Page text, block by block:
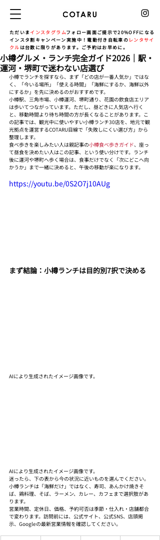
ただいま インスタグラムフォロー画面ご提示で20%OFFになる
インスタ割キャンペーン実施中！電動付き自転車の レンタサイ
クル は台数に限りがあります。ご予約はお早めに。
小樽グルメ・ランチ完全ガイド2026｜駅・
運河・堺町で迷わない店選び
小樽でランチを探すなら、まず「どの店が一番人気か」ではな
く、「今いる場所」「使える時間」「海鮮にするか、海鮮以外
にするか」を先に決めるのがおすすめです。
小樽駅、三角市場、小樽運河、堺町通り、花園の飲食店エリア
は歩いてつながっています。ただし、昼どきに人気店へ行く
と、移動時間より待ち時間の方が長くなることがあります。こ
の記事では、観光中に使いやすい小樽ランチ30店を、地元で観
光拠点を運営するCOTARU目線で「失敗しにくい選び方」から
整理します。
食べ歩きを楽しみたい人は親記事の小樽食べ歩きガイド、座っ
て昼食を決めたい人はこの記事、という使い分けです。ランチ
後に運河や堺町へ歩く場合は、食事だけでなく「次にどこへ向
かうか」まで一緒に決めると、午後の移動が楽になります。
https://youtu.be/0S2O7j10AUg
まず結論：小樽ランチは目的別7択で決める
AIにより生成されたイメージ画像です。
AIにより生成されたイメージ画像です。
迷ったら、下の表から今の状況に近いものを選んでください。
小樽ランチは「海鮮だけ」ではなく、寿司、あんかけ焼きそ
ば、鶏料理、そば、ラーメン、カレー、カフェまで選択肢があ
ります。
営業時間、定休日、価格、予約可否は季節・仕入れ・店舗都合
で変わります。訪問前には、公式サイト、公式SNS、店頭掲
示、Googleの最新営業情報を確認してください。